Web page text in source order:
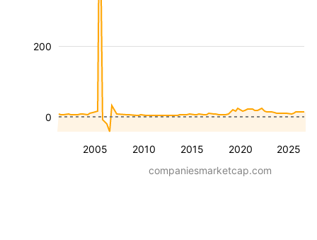
2005 2010 2015 2020 2025
200
0
companiesmarketcap.com